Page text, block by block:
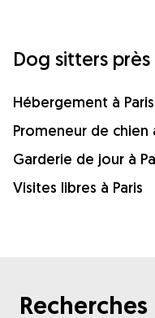
Dog sitters près
Hébergement à Paris
Promeneur de chien
Garderie de jour à
Visites libres à Paris